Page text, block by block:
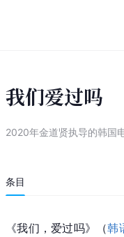
我们爱过吗
2020年金道贤执导的韩国
条目
《我们，爱过吗》（韩